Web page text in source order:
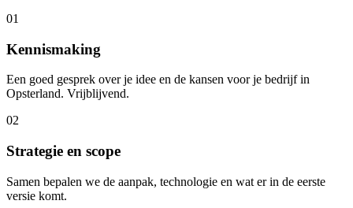
01
Kennismaking
Een goed gesprek over je idee en de kansen voor je bedrijf in
Opsterland. Vrijblijvend.
02
Strategie en scope
Samen bepalen we de aanpak, technologie en wat er in de eerste
versie komt.